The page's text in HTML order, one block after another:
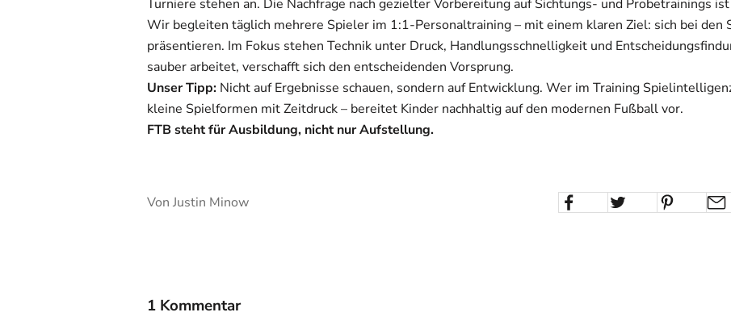
Turniere stehen an. Die Nachfrage nach gezielter Vorbereitung auf Sichtungs- und Probetrainings
Wir begleiten täglich mehrere Spieler im 1:1-Personaltraining – mit einem klaren Ziel: sich bei den
präsentieren. Im Fokus stehen Technik unter Druck, Handlungsschnelligkeit und
sauber arbeitet, verschafft sich den entscheidenden Vorsprung.
Unser Tipp: Nicht auf Ergebnisse schauen, sondern auf Entwicklung. Wer im Training
kleine Spielformen mit Zeitdruck – bereitet Kinder nachhaltig auf den modernen Fußball vor.
FTB steht für Ausbildung, nicht nur Aufstellung.
Von Justin Minow
1 Kommentar